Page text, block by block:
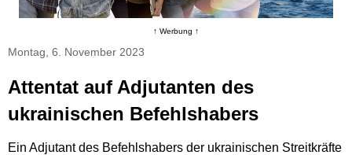
↑ Werbung ↑
Montag, 6. November 2023
Attentat auf Adjutanten des
ukrainischen Befehlshabers
Ein Adjutant des Befehlshabers der ukrainischen Streitkräfte